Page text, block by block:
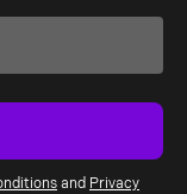
and Privacy